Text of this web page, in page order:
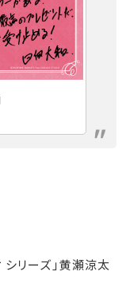
シリーズ」黄瀬涼太